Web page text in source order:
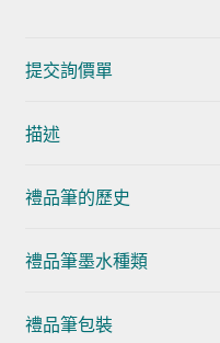
提交詢價單
描述
禮品筆的歷史
禮品筆墨水種類
禮品筆包裝